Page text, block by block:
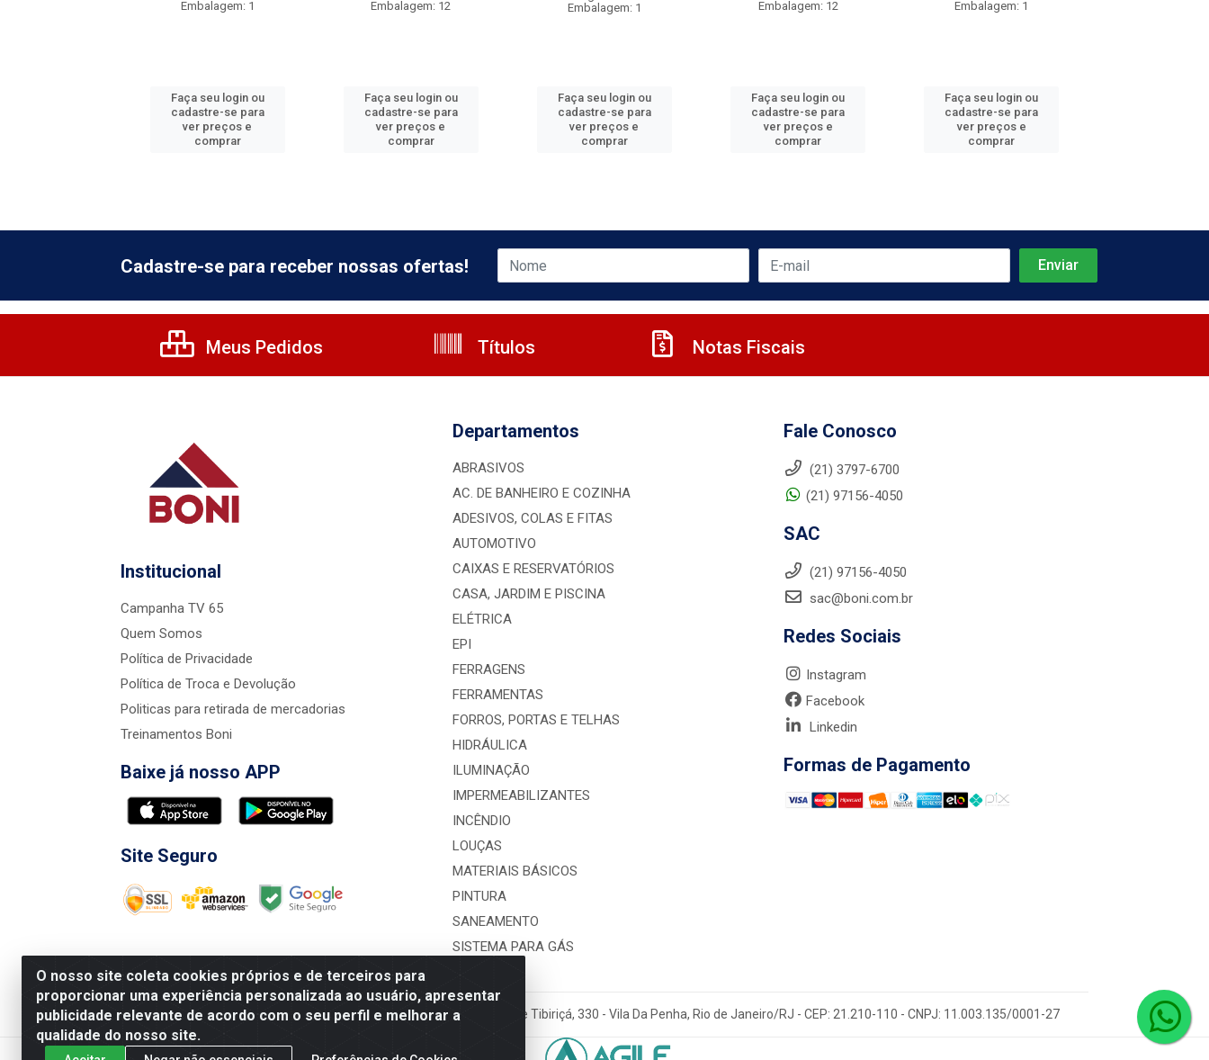
Embalagem: 1
Faça seu login ou
cadastre-se para
ver preços e
comprar
Embalagem: 12
Faça seu login ou
cadastre-se para
ver preços e
comprar
Embalagem: 1
Faça seu login ou
cadastre-se para
ver preços e
comprar
Embalagem: 12
Faça seu login ou
cadastre-se para
ver preços e
comprar
Embalagem: 1
Faça seu login ou
cadastre-se para
ver preços e
comprar
O nosso site coleta cookies próprios e de terceiros para
proporcionar uma experiência personalizada ao usuário, apresentar
publicidade relevante de acordo com o seu perfil e melhorar a
qualidade do nosso site.
Cadastre-se para receber nossas ofertas!
Meus Pedidos Títulos Notas Fiscais
Institucional
Campanha TV 65
Quem Somos
Política de Privacidade
Política de Troca e Devolução
Politicas para retirada de mercadorias
Treinamentos Boni
Baixe já nosso APP
Site Seguro
Departamentos
ABRASIVOS
AC. DE BANHEIRO E COZINHA
ADESIVOS, COLAS E FITAS
AUTOMOTIVO
CAIXAS E RESERVATÓRIOS
CASA, JARDIM E PISCINA
ELÉTRICA
EPI
FERRAGENS
FERRAMENTAS
FORROS, PORTAS E TELHAS
HIDRÁULICA
ILUMINAÇÃO
IMPERMEABILIZANTES
INCÊNDIO
LOUÇAS
MATERIAIS BÁSICOS
PINTURA
SANEAMENTO
SISTEMA PARA GÁS
Fale Conosco
(21) 3797-6700
(21) 97156-4050
SAC
(21) 97156-4050
sac@boni.com.br
Redes Sociais
Instagram
Facebook
Linkedin
Formas de Pagamento
Nova Boni Distribuidora de Material de Construção LTDA - Rua Alice Tibiriçá, 330 - Vila Da Penha, Rio de Janeiro/RJ - CEP: 21.210-110 - CNPJ: 11.003.135/0001-27